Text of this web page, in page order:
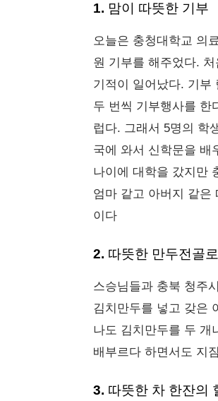
1. 맘이 따뜻한 기부
오늘은 충청대학교 의
원 기부를 해주었다.
기적이 일어났다. 기부
두 번씩 기부행사를 한
럽다. 그래서 5명의 학
국에 와서 신학문을 배
나이에 대학을 갔지만
엄마 같고 아버지 같은
이다
2. 따뜻한 만두전골
스승님들과 충북 청주
김치만두를 넣고 갖은
나도 김치만두를 두 개
배부르다 하면서도 지
3. 따뜻한 차 한잔의